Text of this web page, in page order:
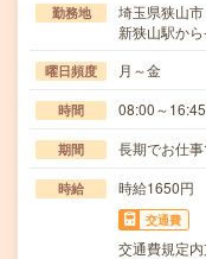
勤務地
埼玉県狭山市
新狭山駅か
曜日頻度 月～金
時間 08:00～
期間 長期でお仕
時給 時給1650円
交通費
交通費規定